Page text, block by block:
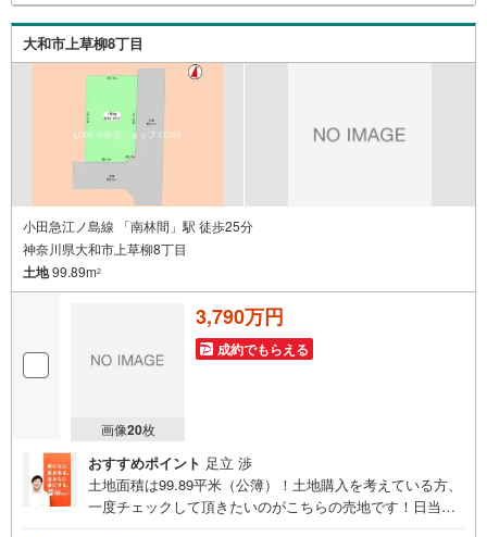
【住宅ローンのご相談】 ・頭金・自己資金が全くありま
せん… ・車のローンやその他の借り入れが残ってい
る… ・勤続年数が短い、転職したばかり… ・過去に借
り入れを断れた事がある…もしこのような事でお悩みであ
大和市上草柳8丁目
小田急江ノ島線 「南林間」駅 徒歩25分
神奈川県大和市上草柳8丁目
土地99.89m2
画像20枚
3,790万円
成約でもらえる
おすすめポイント 足立 渉
土地面積は99.89平米（公簿）！土地購入を考えている方、
一度チェックして頂きたいのがこちらの売地です！日当た